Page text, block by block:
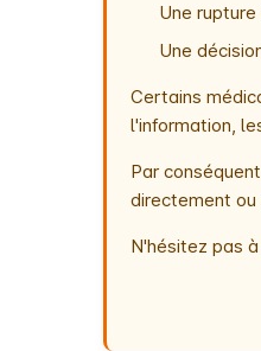
Une
Une
Certains
l'information,
Par
directement ou
N'hésitez pas